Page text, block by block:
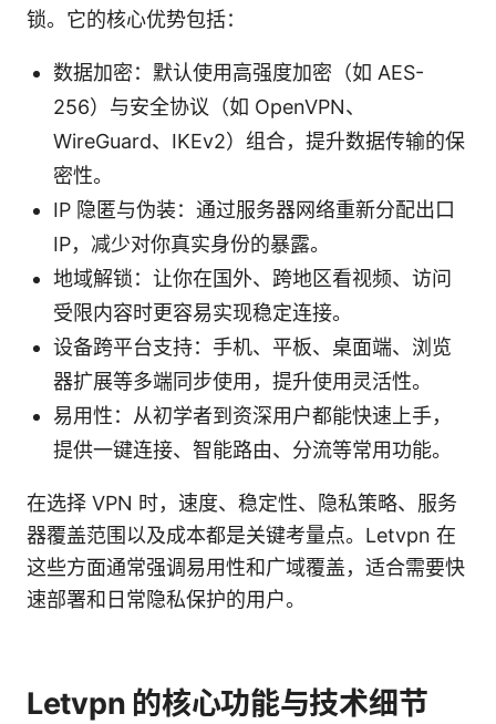
锁。它的核心优势包括：
数据加密：默认使用高强度加密（如 AES-
256）与安全协议（如 OpenVPN、
WireGuard、IKEv2）组合，提升数据传输的保
密性。
IP 隐匿与伪装：通过服务器网络重新分配出口
IP，减少对你真实身份的暴露。
地域解锁：让你在国外、跨地区看视频、访问
受限内容时更容易实现稳定连接。
设备跨平台支持：手机、平板、桌面端、浏览
器扩展等多端同步使用，提升使用灵活性。
易用性：从初学者到资深用户都能快速上手，
提供一键连接、智能路由、分流等常用功能。
在选择 VPN 时，速度、稳定性、隐私策略、服务
器覆盖范围以及成本都是关键考量点。Letvpn 在
这些方面通常强调易用性和广域覆盖，适合需要快
速部署和日常隐私保护的用户。
Letvpn 的核心功能与技术细节